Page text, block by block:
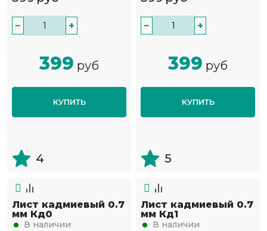
− +
399 руб
КУПИТЬ
4
− +
399 руб
КУПИТЬ
5
Лист кадмиевый 0.7
мм Кд0
В наличии
Лист кадмиевый 0.7
мм Кд1
В наличии